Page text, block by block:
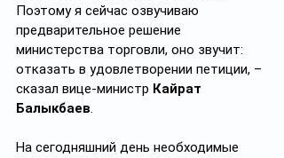
Поэтому я сейчас озвучиваю
предварительное решение
министерства торговли, оно звучит:
отказать в удовлетворении петиции, –
сказал вице-министр Кайрат
Балыкбаев.
На сегодняшний день необходимые